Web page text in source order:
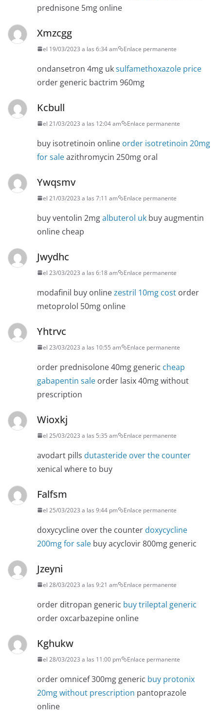
prednisone 5mg online
Xmzcgg
el 19/03/2023 a las 6:34 am Enlace permanente
ondansetron 4mg uksulfamethoxazole price
order generic bactrim 960mg
Kcbull
el 21/03/2023 a las 12:04 am Enlace permanente
buy isotretinoin online order isotretinoin 20mg
for saleazithromycin 250mg oral
Ywqsmv
el 21/03/2023 a las 7:11 am Enlace permanente
buy ventolin 2mgalbuterol uk buy augmentin
online cheap
Jwydhc
el 23/03/2023 a las 6:18 am Enlace permanente
modafinil buy onlinezestril 10mg cost order
metoprolol 50mg online
Yhtrvc
el 23/03/2023 a las 10:55 am Enlace permanente
order prednisolone 40mg generic cheap
gabapentin sale order lasix 40mg without
prescription
Wioxkj
el 25/03/2023 a las 5:35 am Enlace permanente
avodart pills dutasteride over the counter
xenical where to buy
Falfsm
el 25/03/2023 a las 9:44 pm Enlace permanente
doxycycline over the counter doxycycline
200mg for sale buy acyclovir 800mg generic
Jzeyni
el 28/03/2023 a las 9:21 am Enlace permanente
order ditropan generic buy trileptal generic
order oxcarbazepine online
Kghukw
el 28/03/2023 a las 11:00 pm Enlace permanente
order omnicef 300mg generic buy protonix
20mg without prescription pantoprazole
online